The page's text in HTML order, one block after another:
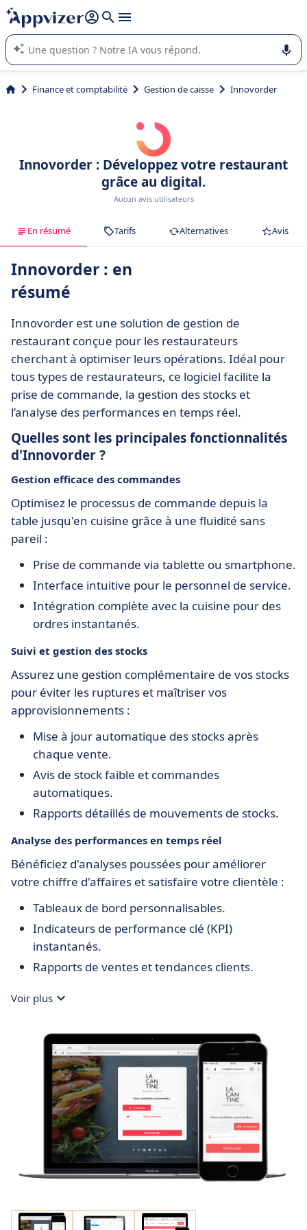
répondre (plusieurs lignes avec
L'IA de Appvizer vous guide dans l'utilisation ou la sélection de
logiciel SaaS en entreprise.
Finance et comptabilité Gestion de caisse Innovorder
Innovorder : Développez votre restaurant
grâce au digital.
Aucun avis utilisateurs
En résumé Tarifs Alternatives Avis
Innovorder : en
résumé
Innovorder est une solution de gestion de
restaurant conçue pour les restaurateurs
cherchant à optimiser leurs opérations. Idéal pour
tous types de restaurateurs, ce logiciel facilite la
prise de commande, la gestion des stocks et
l’analyse des performances en temps réel.
Quelles sont les principales fonctionnalités
d'Innovorder ?
Gestion efficace des commandes
Optimisez le processus de commande depuis la
table jusqu'en cuisine grâce à une fluidité sans
pareil :
Prise de commande via tablette ou smartphone.
Interface intuitive pour le personnel de service.
Intégration complète avec la cuisine pour des
ordres instantanés.
Suivi et gestion des stocks
Assurez une gestion complémentaire de vos stocks
pour éviter les ruptures et maîtriser vos
approvisionnements :
Mise à jour automatique des stocks après
chaque vente.
Avis de stock faible et commandes
automatiques.
Rapports détaillés de mouvements de stocks.
Analyse des performances en temps réel
Bénéficiez d'analyses poussées pour améliorer
votre chiffre d'affaires et satisfaire votre clientèle :
Tableaux de bord personnalisables.
Indicateurs de performance clé (KPI)
instantanés.
Rapports de ventes et tendances clients.
Voir plus